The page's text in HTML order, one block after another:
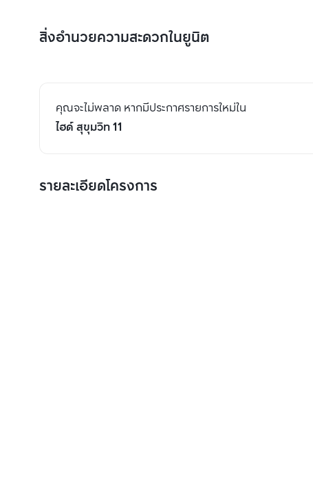
สิ่งอำนวยความสะดวกในยูนิต
คุณจะไม่พลาด หากมีประกาศรายการใหม่ใน
ไฮด์ สุขุมวิท 11
รายละเอียดโครงการ